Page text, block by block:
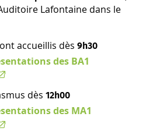
Lafontaine dans le
accueillis dès 9h30
des BA1
dès 12h00
des MA1